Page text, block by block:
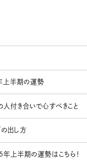
上半期の運勢
人付き合いで心すべきこと
出し方
上半期の運勢はこちら！